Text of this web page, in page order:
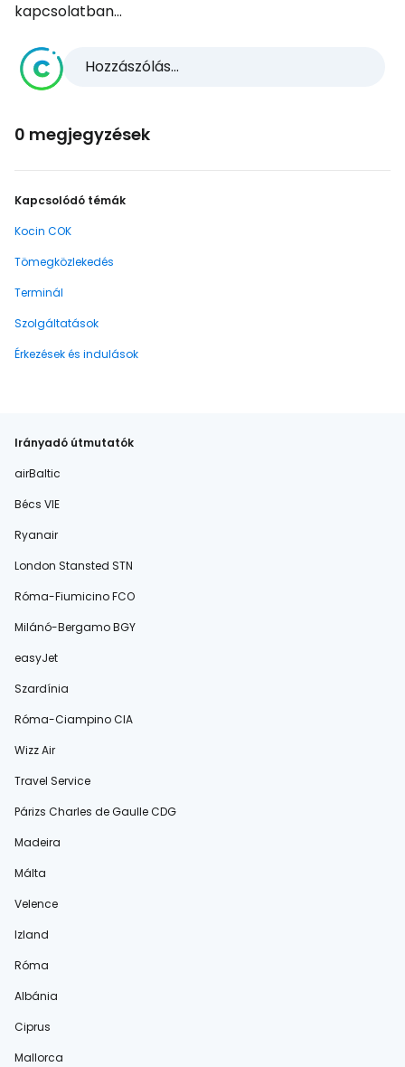
kapcsolatban...
Hozzászólás...
0 megjegyzések
Kapcsolódó témák
Kocin COK
Tömegközlekedés
Terminál
Szolgáltatások
Érkezések és indulások
Irányadó útmutatók
airBaltic
Bécs VIE
Ryanair
London Stansted STN
Róma-Fiumicino FCO
Milánó-Bergamo BGY
easyJet
Szardínia
Róma-Ciampino CIA
Wizz Air
Travel Service
Párizs Charles de Gaulle CDG
Madeira
Málta
Velence
Izland
Róma
Albánia
Ciprus
Mallorca